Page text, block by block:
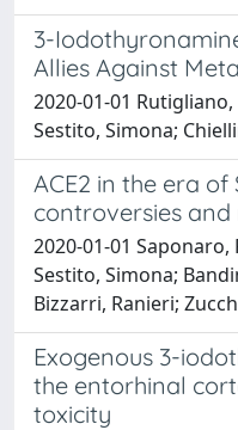
3-
Allies Against
2020-01-01
Sestito, Simona;
ACE2 in the era of
controversies
2020-01-01
Sestito, Simona;
Bizzarri, Ranieri;
Exogenous 3-
the entorhinal
toxicity